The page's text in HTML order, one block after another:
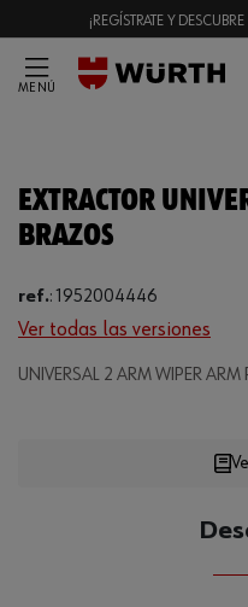
¡REGÍSTRATE Y
MENÚ
EXTRACTOR
BRAZOS
ref.:1952004446
Ver todas las versiones
UNIVERSAL 2 ARM WIPER ARM